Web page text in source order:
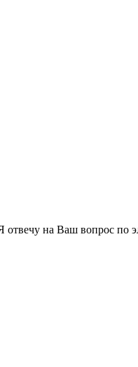
на Ваш вопрос по